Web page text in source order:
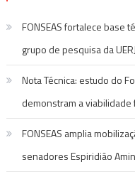
FONSEAS fortalece base
grupo de pesquisa da UERJ
Nota Técnica: estudo do
demonstram a viabilidade
FONSEAS amplia
senadores Espiridião